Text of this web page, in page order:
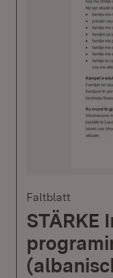
Faltblatt
STÄRKE